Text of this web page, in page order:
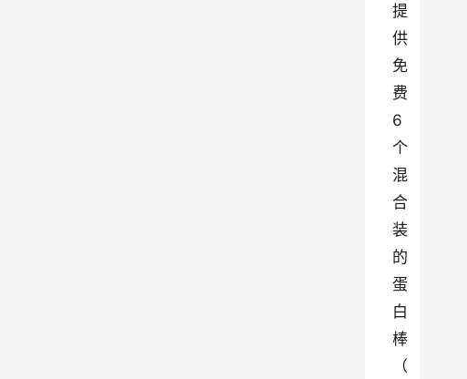
提
供
免
费
6
个
混
合
装
的
蛋
白
棒
（